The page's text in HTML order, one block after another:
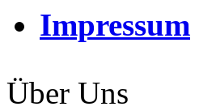
Impressum
Über Uns